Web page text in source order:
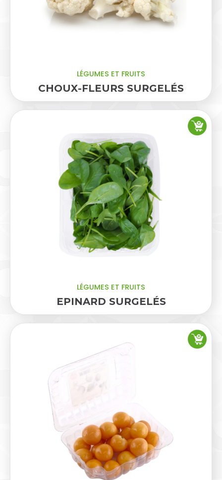
LÉGUMES ET FRUITS
CHOUX-FLEURS SURGELÉS
LÉGUMES ET FRUITS
EPINARD SURGELÉS